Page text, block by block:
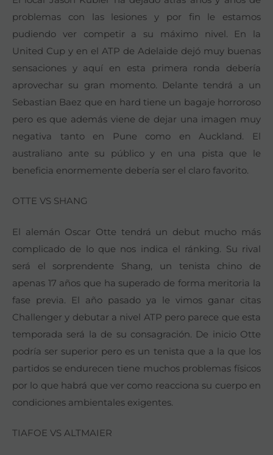
problemas con las lesiones y por fin le estamos
pudiendo ver competir a su máximo nivel. En la
United Cup y en el ATP de Adelaide dejó muy buenas
sensaciones y aquí en esta primera ronda debería
aprovechar su gran momento. Delante tendrá a un
Sebastian Baez que en hard tiene un bagaje horroroso
pero es que además viene de dejar una imagen muy
negativa tanto en Pune como en Auckland. El
australiano ante su público y en una pista que le
beneficia enormemente debería ser el claro favorito.
OTTE VS SHANG
El alemán Oscar Otte tendrá un debut mucho más
complicado de lo que nos indica el ránking. Su rival
será el sorprendente Shang, un tenista chino de
apenas 17 años que ha superado de forma meritoria la
fase previa. El año pasado ya le vimos ganar citas
Challenger y debutar a nivel ATP pero parece que esta
temporada será la de su consagración. De inicio Otte
podría ser superior pero es un tenista que a la que los
partidos se endurecen tiene muchos problemas físicos
por lo que habrá que ver como reacciona su cuerpo en
condiciones ambientales exigentes.
TIAFOE VS ALTMAIER